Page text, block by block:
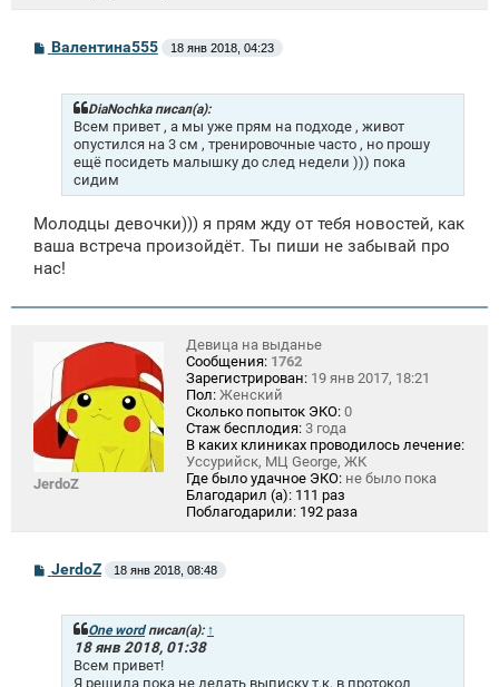
СВалентина555 18 янв 2018, 04:23
DiaNochka писал(а):
Всем привет , а мы уже прям на подходе , живот
опустился на 3 см , тренировочные часто , но прошу
ещё посидеть малышку до след недели ))) пока
сидим
Молодцы девочки))) я прям жду от тебя новостей, как
ваша встреча произойдёт. Ты пиши не забывай про
нас!
JerdoZ
Девица на выданье
Сообщения: 1762
Зарегистрирован: 19 янв 2017, 18:21
Пол: Женский
Сколько попыток ЭКО: 0
Стаж бесплодия: 3 года
В каких клиниках проводилось лечение:
Уссурийск, МЦ George, ЖК
Где было удачное ЭКО: не было пока
Благодарил (а): 111 раз
Поблагодарили: 192 раза
о
JerdoZ 18 янв 2018, 08:48
One wordписал(а): ↑
18 янв 2018, 01:38
Всем привет!
Я решила пока не делать выписку т.к. в протокол